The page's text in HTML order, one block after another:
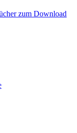
zum Download